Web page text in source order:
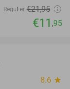
Regulier €21,95
€11 ,95
8.6 star